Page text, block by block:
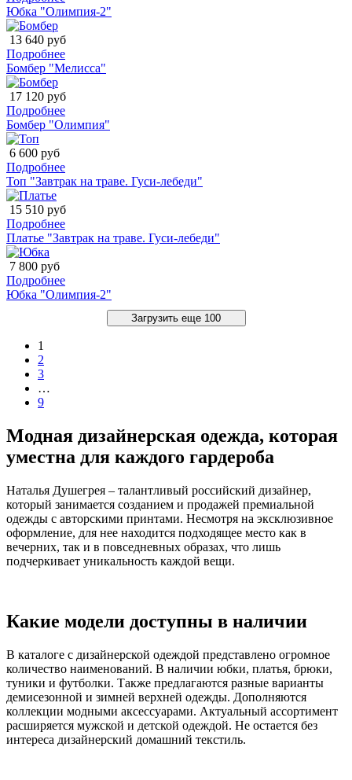
Юбка "Олимпия-2"
13 640 руб
Подробнее
Бомбер "Мелисса"
17 120 руб
Подробнее
Бомбер "Олимпия"
6 600 руб
Подробнее
Топ "Завтрак на траве. Гуси-лебеди"
15 510 руб
Подробнее
Платье "Завтрак на траве. Гуси-лебеди"
7 800 руб
Подробнее
Юбка "Олимпия-2"
Загрузить еще 100
1
2
3
…
9
Модная дизайнерская одежда, которая
уместна для каждого гардероба
Наталья Душегрея – талантливый российский дизайнер,
который занимается созданием и продажей премиальной
одежды с авторскими принтами. Несмотря на эксклюзивное
оформление, для нее находится подходящее место как в
вечерних, так и в повседневных образах, что лишь
подчеркивает уникальность каждой вещи.
Какие модели доступны в наличии
В каталоге с дизайнерской одеждой представлено огромное
количество наименований. В наличии юбки, платья, брюки,
туники и футболки. Также предлагаются разные варианты
демисезонной и зимней верхней одежды. Дополняются
коллекции модными аксессуарами. Актуальный ассортимент
расширяется мужской и детской одеждой. Не остается без
интереса дизайнерский домашний текстиль.